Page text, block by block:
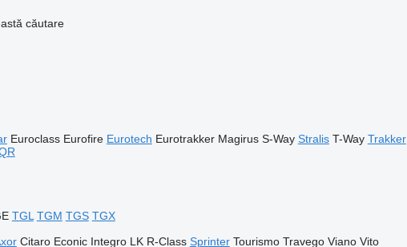
căutare
Euroclass Eurofire Eurotech Eurotrakker Magirus S-Way Stralis T-Way Trakker
TGL TGM TGS TGX
Citaro Econic Integro LK R-Class Sprinter Tourismo Travego Viano Vito